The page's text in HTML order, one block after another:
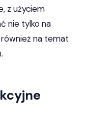
z użyciem
nie tylko na
na temat